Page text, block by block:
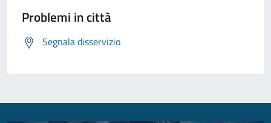
Problemi in città
Segnala disservizio